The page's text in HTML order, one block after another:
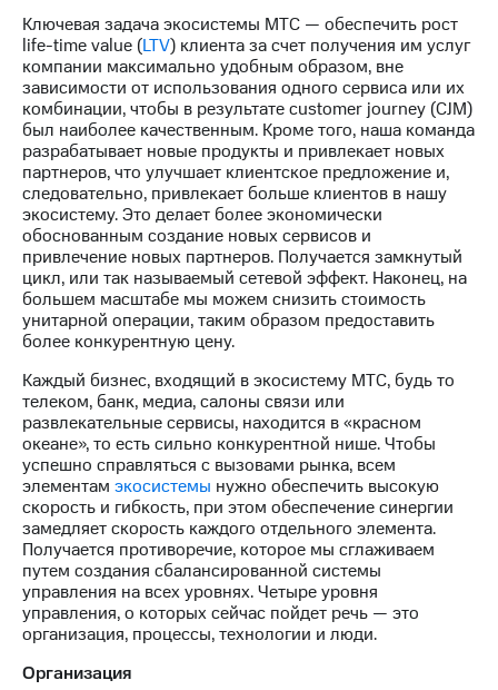
Контакты
Новости
в
регионе
и акционерам
Корпоративное
управление
Корпоративный
секретарь
Раскрытие
информации
Информация
Документы
ПАО
"МТС"
Собрания
акционеров
Личный
кабинет
акционера
Акционерный
капитал
Контроль
и
аудит
акций
Ключевая задача экосистемы МТС — обеспечить рост
life-time value (LTV) клиента за счет получения им услуг
компании максимально удобным образом, вне
зависимости от использования одного сервиса или их
комбинации, чтобы в результате сustomer journey (CJM)
был наиболее качественным. Кроме того, наша команда
разрабатывает новые продукты и привлекает новых
партнеров, что улучшает клиентское предложение и,
следовательно, привлекает больше клиентов в нашу
экосистему. Это делает более экономически
обоснованным создание новых сервисов и
привлечение новых партнеров. Получается замкнутый
цикл, или так называемый сетевой эффект. Наконец, на
большем масштабе мы можем снизить стоимость
унитарной операции, таким образом предоставить
более конкурентную цену.
Каждый бизнес, входящий в экосистему МТС, будь то
телеком, банк, медиа, салоны связи или
развлекательные сервисы, находится в «красном
океане», то есть сильно конкурентной нише. Чтобы
успешно справляться с вызовами рынка, всем
элементам экосистемы нужно обеспечить высокую
скорость и гибкость, при этом обеспечение синергии
замедляет скорость каждого отдельного элемента.
Получается противоречие, которое мы сглаживаем
путем создания сбалансированной системы
управления на всех уровнях. Четыре уровня
управления, о которых сейчас пойдет речь — это
организация, процессы, технологии и люди.
Организация